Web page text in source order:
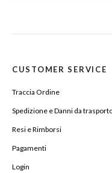
CUSTOMER SERVICE
Traccia Ordine
Spedizione e Danni da
Resi e Rimborsi
Pagamenti
Login